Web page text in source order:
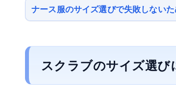
ナース服のサイズ選びで失敗しない
スクラブのサイズ選び